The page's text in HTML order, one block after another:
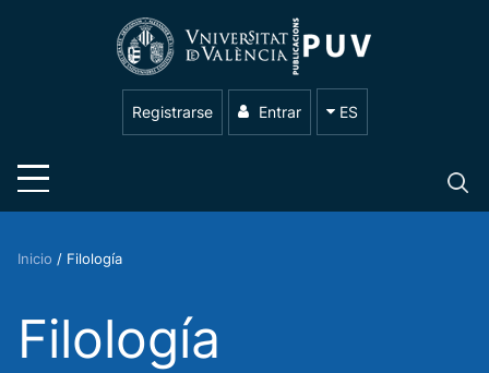
Registrarse Entrar ES
Inicio / Filología
Filología